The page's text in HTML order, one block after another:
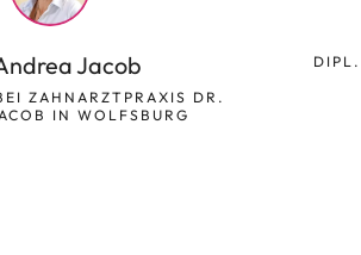
Jacob
ZAHNARZTPRAXIS DR.
IN WOLFSBURG